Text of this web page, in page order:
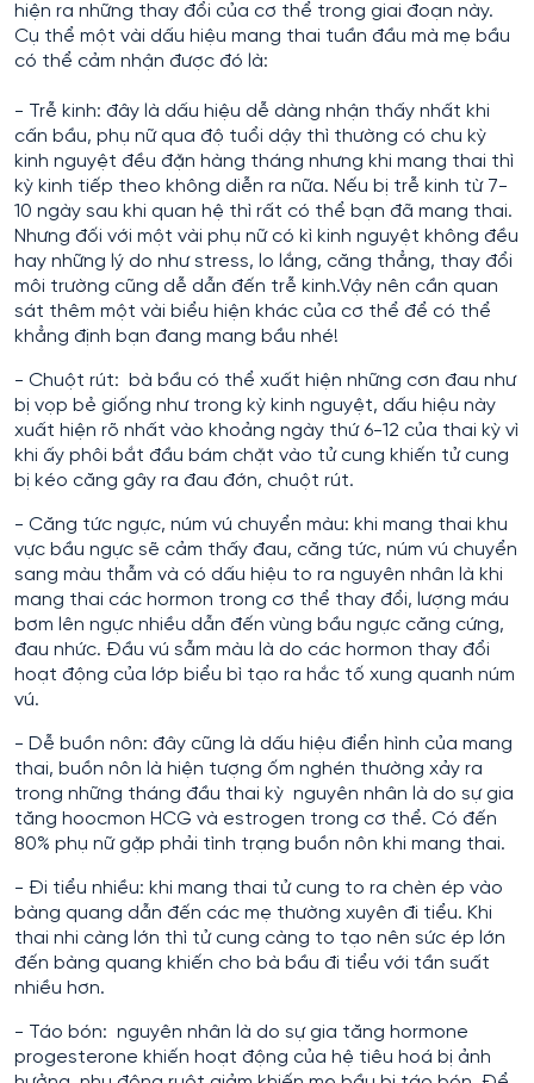
hiện ra những thay đổi của cơ thể trong giai đoạn này.
Cụ thể một vài dấu hiệu mang thai tuần đầu mà mẹ bầu
có thể cảm nhận được đó là:
- Trễ kinh: đây là dấu hiệu dễ dàng nhận thấy nhất khi
cấn bầu, phụ nữ qua độ tuổi dậy thì thường có chu kỳ
kinh nguyệt đều đặn hàng tháng nhưng khi mang thai thì
kỳ kinh tiếp theo không diễn ra nữa. Nếu bị trễ kinh từ 7-
10 ngày sau khi quan hệ thì rất có thể bạn đã mang thai.
Nhưng đối với một vài phụ nữ có kì kinh nguyệt không đều
hay những lý do như stress, lo lắng, căng thẳng, thay đổi
môi trường cũng dễ dẫn đến trễ kinh.Vậy nên cần quan
sát thêm một vài biểu hiện khác của cơ thể để có thể
khẳng định bạn đang mang bầu nhé!
- Chuột rút: bà bầu có thể xuất hiện những cơn đau như
bị vọp bẻ giống như trong kỳ kinh nguyệt, dấu hiệu này
xuất hiện rõ nhất vào khoảng ngày thứ 6-12 của thai kỳ vì
khi ấy phôi bắt đầu bám chặt vào tử cung khiến tử cung
bị kéo căng gây ra đau đớn, chuột rút.
- Căng tức ngực, núm vú chuyển màu: khi mang thai khu
vực bầu ngực sẽ cảm thấy đau, căng tức, núm vú chuyển
sang màu thẫm và có dấu hiệu to ra nguyên nhân là khi
mang thai các hormon trong cơ thể thay đổi, lượng máu
bơm lên ngực nhiều dẫn đến vùng bầu ngực căng cứng,
đau nhức. Đầu vú sẫm màu là do các hormon thay đổi
hoạt động của lớp biểu bì tạo ra hắc tố xung quanh núm
vú.
- Dễ buồn nôn: đây cũng là dấu hiệu điển hình của mang
thai, buồn nôn là hiện tượng ốm nghén thường xảy ra
trong những tháng đầu thai kỳ nguyên nhân là do sự gia
tăng hoocmon HCG và estrogen trong cơ thể. Có đến
80% phụ nữ gặp phải tình trạng buồn nôn khi mang thai.
- Đi tiểu nhiều: khi mang thai tử cung to ra chèn ép vào
bàng quang dẫn đến các mẹ thường xuyên đi tiểu. Khi
thai nhi càng lớn thì tử cung càng to tạo nên sức ép lớn
đến bàng quang khiến cho bà bầu đi tiểu với tần suất
nhiều hơn.
- Táo bón: nguyên nhân là do sự gia tăng hormone
progesterone khiến hoạt động của hệ tiêu hoá bị ảnh